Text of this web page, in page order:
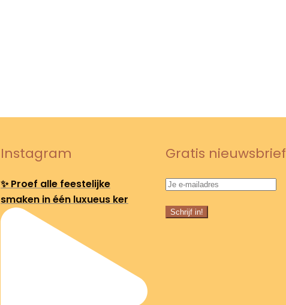
Instagram
✨ Proef alle feestelijke
smaken in één luxueus ker
Gratis nieuwsbrief